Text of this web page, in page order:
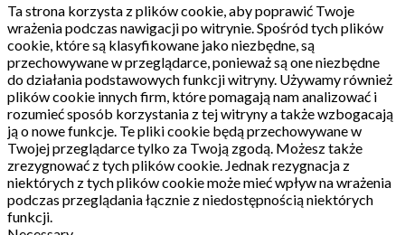
Ta strona korzysta z plików cookie, aby poprawić Twoje
wrażenia podczas nawigacji po witrynie. Spośród tych plików
cookie, które są klasyfikowane jako niezbędne, są
przechowywane w przeglądarce, ponieważ są one niezbędne
do działania podstawowych funkcji witryny. Używamy również
plików cookie innych firm, które pomagają nam analizować i
rozumieć sposób korzystania z tej witryny a także wzbogacają
ją o nowe funkcje. Te pliki cookie będą przechowywane w
Twojej przeglądarce tylko za Twoją zgodą. Możesz także
zrezygnować z tych plików cookie. Jednak rezygnacja z
niektórych z tych plików cookie może mieć wpływ na wrażenia
podczas przeglądania łącznie z niedostępnością niektórych
funkcji.